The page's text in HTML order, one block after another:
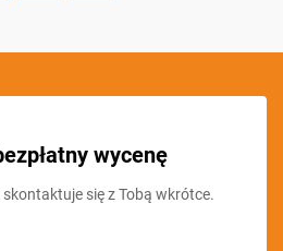
wycenę
się z Tobą wkrótce.